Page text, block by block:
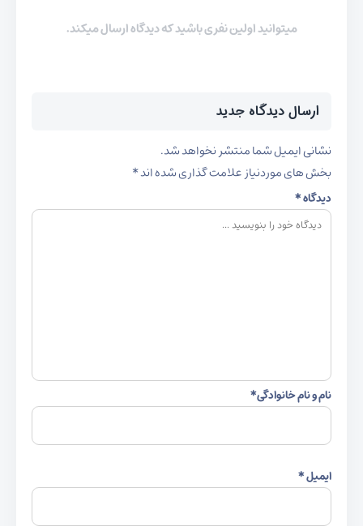
میتوانید اولین نفری باشید که دیدگاه ارسال میکند.
ارسال دیدگاه جدید
نشانی ایمیل شما منتشر نخواهد شد.
بخش های موردنیاز علامت گذاری شده اند*
دیدگاه*
نام و نام خانوادگی*
ایمیل*